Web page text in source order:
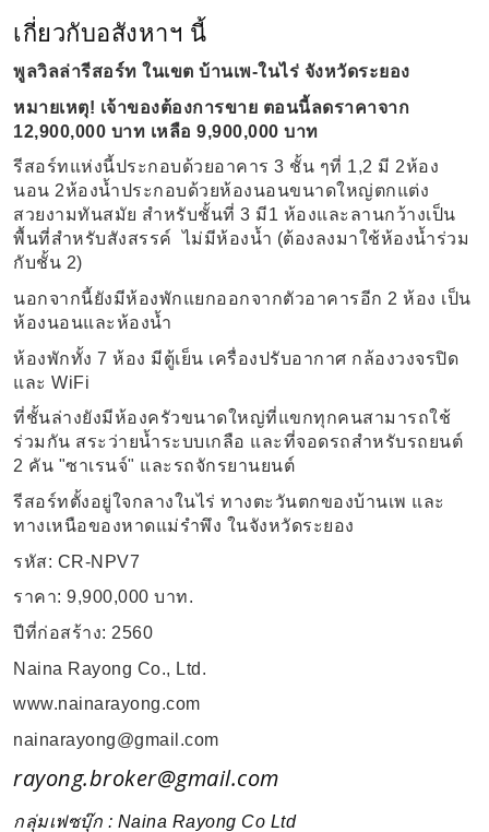
เกี่ยวกับอสังหาฯ นี้
พูลวิลล่ารีสอร์ท ในเขต บ้านเพ-ในไร่ จังหวัดระยอง
หมายเหตุ! เจ้าของต้องการขาย ตอนนี้ลดราคาจาก
12,900,000 บาท เหลือ 9,900,000 บาท
รีสอร์ทแห่งนี้ประกอบด้วยอาคาร 3 ชั้น ๆที่ 1,2 มี 2ห้อง
นอน 2ห้องน้ำประกอบด้วยห้องนอนขนาดใหญ่ตกแต่ง
สวยงามทันสมัย สำหรับชั้นที่ 3 มี1 ห้องและลานกว้างเป็น
พื้นที่สำหรับสังสรรค์ ไม่มีห้องน้ำ (ต้องลงมาใช้ห้องน้ำร่วม
กับชั้น 2)
นอกจากนี้ยังมีห้องพักแยกออกจากตัวอาคารอีก 2 ห้อง เป็น
ห้องนอนและห้องน้ำ
ห้องพักทั้ง 7 ห้อง มีตู้เย็น เครื่องปรับอากาศ กล้องวงจรปิด
และ WiFi
ที่ชั้นล่างยังมีห้องครัวขนาดใหญ่ที่แขกทุกคนสามารถใช้
ร่วมกัน สระว่ายน้ำระบบเกลือ และที่จอดรถสำหรับรถยนต์
2 คัน "ซาเรนจ์" และรถจักรยานยนต์
รีสอร์ทตั้งอยู่ใจกลางในไร่ ทางตะวันตกของบ้านเพ และ
ทางเหนือของหาดแม่รำพึง ในจังหวัดระยอง
รหัส: CR-NPV7
ราคา: 9,900,000 บาท.
ปีที่ก่อสร้าง: 2560
Naina Rayong Co., Ltd.
www.nainarayong.com
nainarayong@gmail.com
rayong.broker@gmail.com
กลุ่มเฟซบุ๊ก : Naina Rayong Co Ltd